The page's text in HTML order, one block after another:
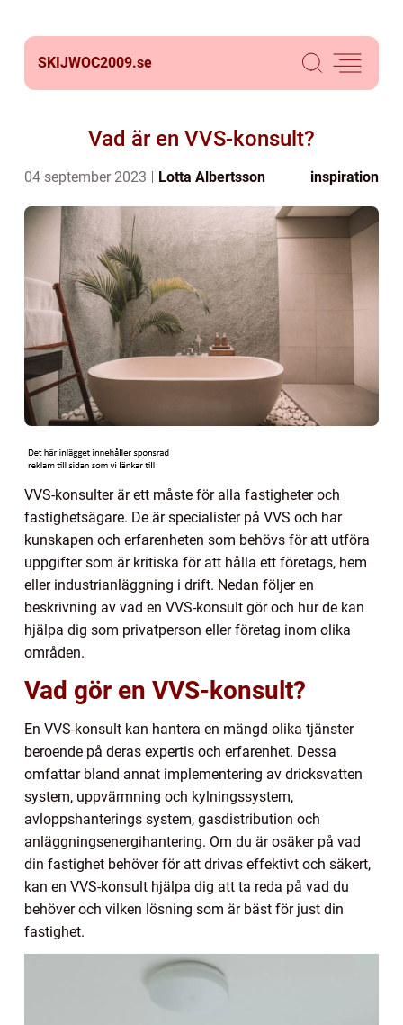
SKIJWOC2009.se
Vad är en VVS-konsult?
04 september 2023 Lotta Albertsson inspiration
VVS-konsulter är ett måste för alla fastigheter och
fastighetsägare. De är specialister på VVS och har
kunskapen och erfarenheten som behövs för att utföra
uppgifter som är kritiska för att hålla ett företags, hem
eller industrianläggning i drift. Nedan följer en
beskrivning av vad en VVS-konsult gör och hur de kan
hjälpa dig som privatperson eller företag inom olika
områden.
Vad gör en VVS-konsult?
En VVS-konsult kan hantera en mängd olika tjänster
beroende på deras expertis och erfarenhet. Dessa
omfattar bland annat implementering av dricksvatten
system, uppvärmning och kylningssystem,
avloppshanterings system, gasdistribution och
anläggningsenergihantering. Om du är osäker på vad
din fastighet behöver för att drivas effektivt och säkert,
kan en VVS-konsult hjälpa dig att ta reda på vad du
behöver och vilken lösning som är bäst för just din
fastighet.